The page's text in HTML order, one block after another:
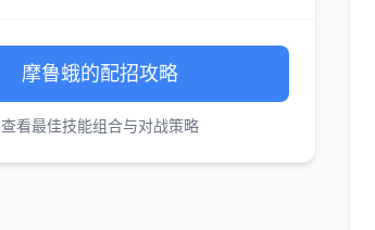
摩鲁蛾的配招攻略
查看最佳技能组合与对战策略